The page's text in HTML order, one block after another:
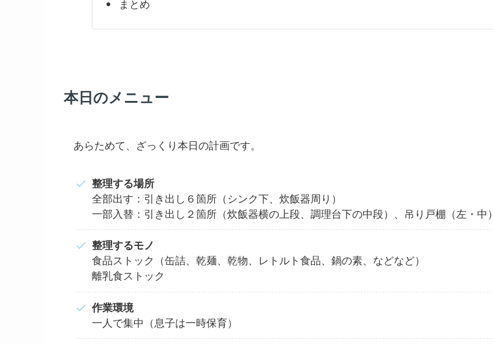
まとめ
本日のメニュー
あらためて、ざっくり本日の計画です。
整理する場所
全部出す：引き出し６箇所（シンク下、炊飯器周り）
一部入替：引き出し２箇所（炊飯器横の上段、調理台下の中段）、吊り戸棚（左・中）
整理するモノ
食品ストック（缶詰、乾麺、乾物、レトルト食品、鍋の素、などなど）
離乳食ストック
作業環境
一人で集中（息子は一時保育）